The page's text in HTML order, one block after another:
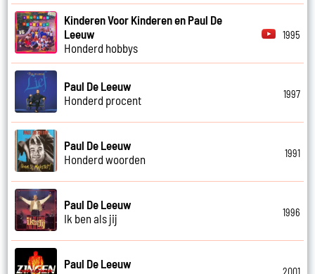
Kinderen Voor Kinderen en Paul De
Leeuw
Honderd hobbys
1995
Paul De Leeuw
Honderd procent
1997
Paul De Leeuw
Honderd woorden
1991
Paul De Leeuw
Ik ben als jij
1996
Paul De Leeuw
2001